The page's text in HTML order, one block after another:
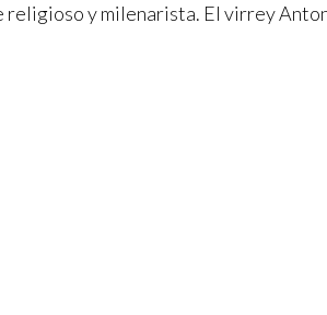
y milenarista. El virrey